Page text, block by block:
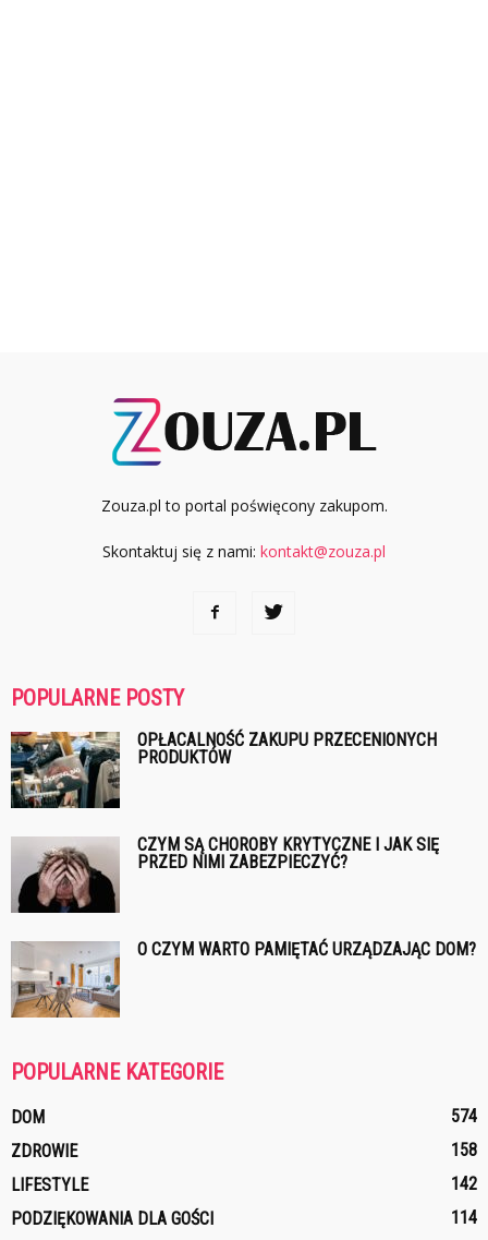
Zouza.pl to portal poświęcony zakupom.
Skontaktuj się z nami: kontakt@zouza.pl
POPULARNE POSTY
OPŁACALNOŚĆ ZAKUPU PRZECENIONYCH
PRODUKTÓW
CZYM SĄ CHOROBY KRYTYCZNE I JAK SIĘ
PRZED NIMI ZABEZPIECZYĆ?
O CZYM WARTO PAMIĘTAĆ URZĄDZAJĄC DOM?
POPULARNE KATEGORIE
DOM
574
ZDROWIE
158
LIFESTYLE
142
PODZIĘKOWANIA DLA GOŚCI
114